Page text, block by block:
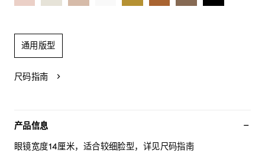
通用版型
尺码指南
产品信息
眼镜宽度14厘米，适合较细脸型，详见尺码指南